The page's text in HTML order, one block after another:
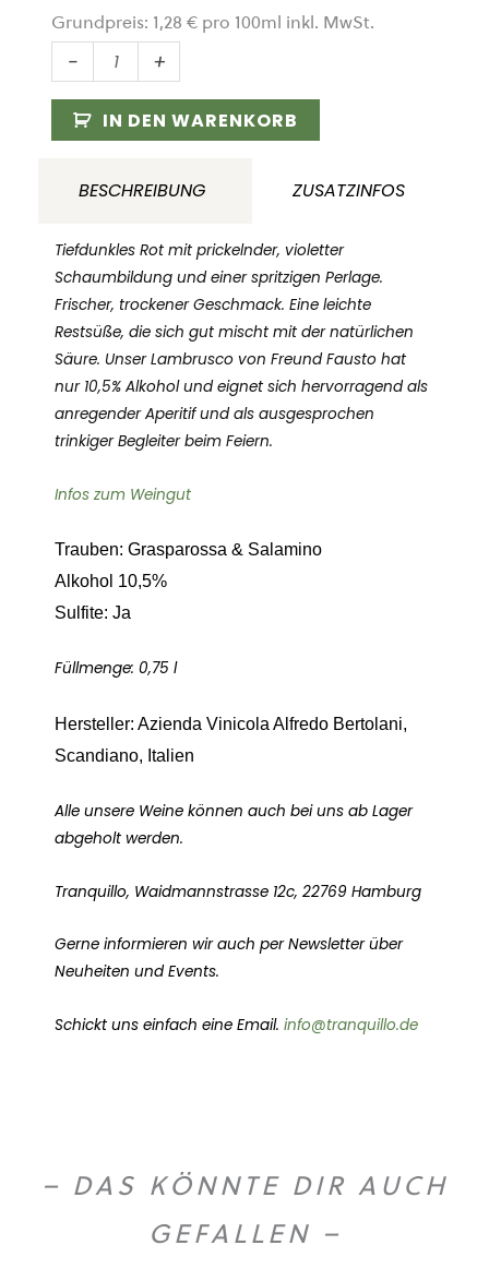
Grundpreis: 1,28 € pro 100ml inkl. MwSt.
-
Lambrusco
Ca
Vinicola
Alfredo
Bertolani
Emilia
Romagna
Italien
Menge
+
IN DEN WARENKORB
BESCHREIBUNG ZUSATZINFOS
Tiefdunkles Rot mit prickelnder, violetter
Schaumbildung und einer spritzigen Perlage.
Frischer, trockener Geschmack. Eine leichte
Restsüße, die sich gut mischt mit der natürlichen
Säure. Unser Lambrusco von Freund Fausto hat
nur 10,5% Alkohol und eignet sich hervorragend als
anregender Aperitif und als ausgesprochen
trinkiger Begleiter beim Feiern.
Infos zum Weingut
Trauben: Grasparossa & Salamino
Alkohol 10,5%
Sulfite: Ja
Füllmenge: 0,75 l
Hersteller: Azienda Vinicola Alfredo Bertolani,
Scandiano, Italien
Alle unsere Weine können auch bei uns ab Lager
abgeholt werden.
Tranquillo, Waidmannstrasse 12c, 22769 Hamburg
Gerne informieren wir auch per Newsletter über
Neuheiten und Events.
Schickt uns einfach eine Email. info@tranquillo.de
– DAS KÖNNTE DIR AUCH
GEFALLEN –